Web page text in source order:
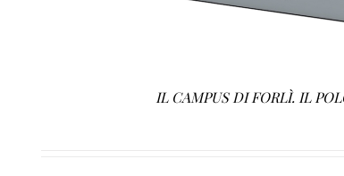
IL CAMPUS DI FORLÌ. IL